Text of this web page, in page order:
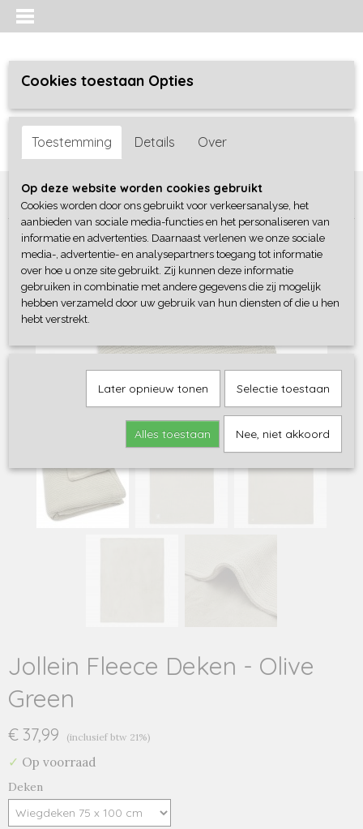
Inloggen Registreren
Home >Baby lifestyle>Dekens>Jollein Fleece Deken - Olive
Green
Jollein Fleece Deken - Olive
Green
€ 37,99 (inclusief btw 21%)
✓ Op voorraad
Deken
Cookies toestaan Opties
Toestemming Details Over
Op deze website worden cookies gebruikt
Cookies worden door ons gebruikt voor verkeersanalyse, het
aanbieden van sociale media-functies en het personaliseren van
informatie en advertenties. Daarnaast verlenen we onze sociale
media-, advertentie- en analysepartners toegang tot informatie
over hoe u onze site gebruikt. Zij kunnen deze informatie
gebruiken in combinatie met andere gegevens die zij mogelijk
hebben verzameld door uw gebruik van hun diensten of die u hen
hebt verstrekt.
Later opnieuw tonen Selectie toestaan
Alles toestaan Nee, niet akkoord